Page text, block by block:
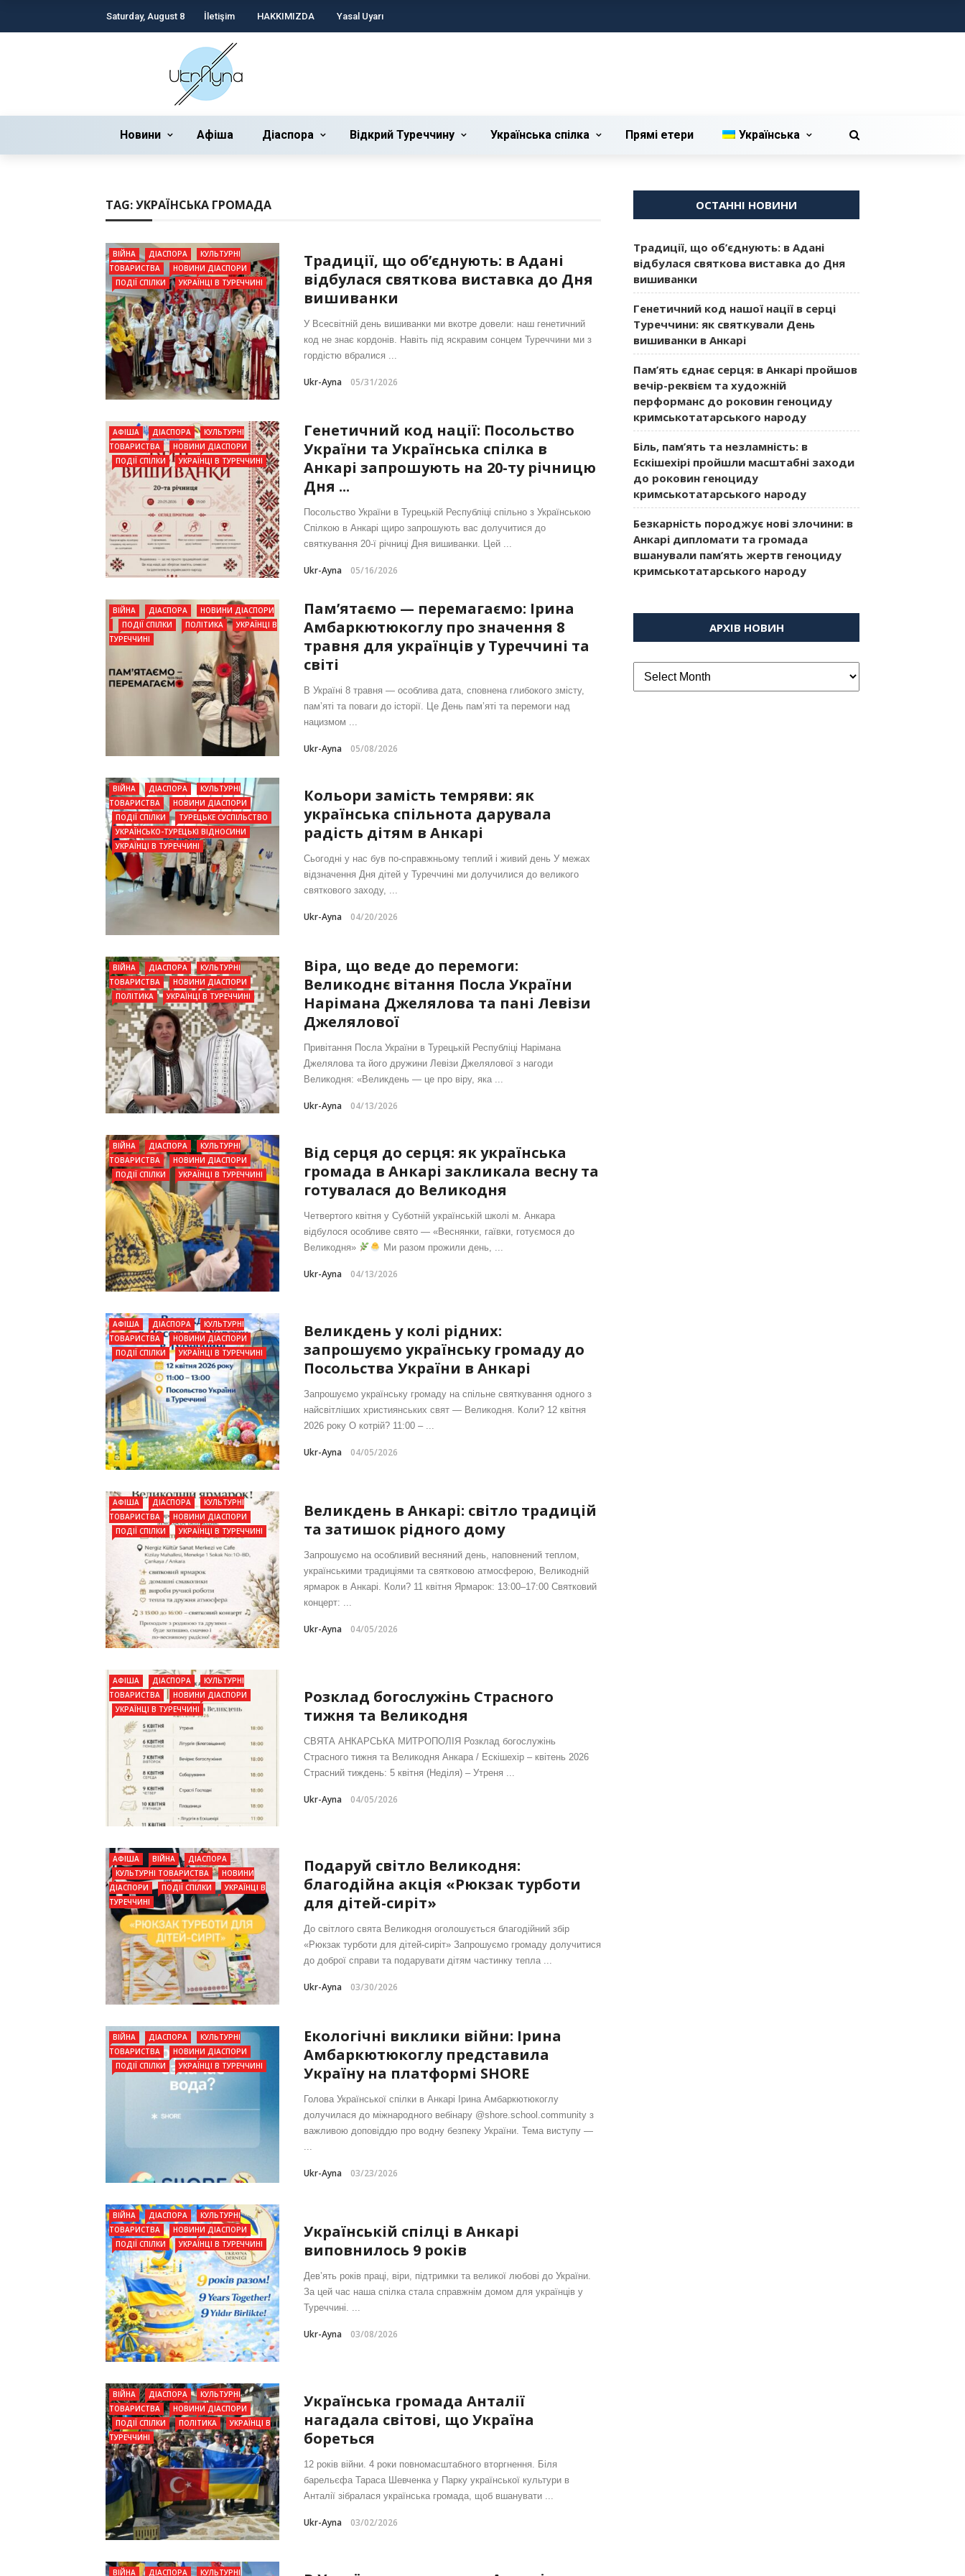
Saturday, August 8 İletişim HAKKIMIZDA Yasal Uyarı
Новини Афіша Діаспора Відкрий Туреччину Українська cпілка Прямі етери Українська
TAG:УКРАЇНСЬКА ГРОМАДА
ВІЙНА ДІАСПОРА
КУЛЬТУРНІ
ТОВАРИСТВА
НОВИНИ ДІАСПОРИ
ПОДІЇ СПІЛКИ
УКРАЇНЦІ В ТУРЕЧЧИНІ
Традиції, що об’єднують: в Адані
відбулася святкова виставка до Дня
вишиванки
У Всесвітній день вишиванки ми вкотре довели: наш генетичний
код не знає кордонів. Навіть під яскравим сонцем Туреччини ми з
гордістю вбралися ...
Ukr-Ayna 05/31/2026
АФІША ДІАСПОРА
КУЛЬТУРНІ
ТОВАРИСТВА
НОВИНИ ДІАСПОРИ
ПОДІЇ СПІЛКИ
УКРАЇНЦІ В ТУРЕЧЧИНІ
Генетичний код нації: Посольство
України та Українська спілка в
Анкарі запрошують на 20-ту річницю
Дня ...
Посольство України в Турецькій Республіці спільно з Українською
Спілкою в Анкарі щиро запрошують вас долучитися до
святкування 20-ї річниці Дня вишиванки. Цей ...
Ukr-Ayna 05/16/2026
ВІЙНА ДІАСПОРА
НОВИНИ ДІАСПОРИ
ПОДІЇ СПІЛКИ
ПОЛІТИКА
УКРАЇНЦІ В
ТУРЕЧЧИНІ
Пам’ятаємо — перемагаємо: Ірина
Амбаркютюкоглу про значення 8
травня для українців у Туреччині та
світі
В Україні 8 травня — особлива дата, сповнена глибокого змісту,
пам’яті та поваги до історії. Це День пам’яті та перемоги над
нацизмом ...
Ukr-Ayna 05/08/2026
ВІЙНА ДІАСПОРА
КУЛЬТУРНІ
ТОВАРИСТВА
НОВИНИ ДІАСПОРИ
ПОДІЇ СПІЛКИ
ТУРЕЦЬКЕ СУСПІЛЬСТВО
УКРАЇНСЬКО-ТУРЕЦЬКІ ВІДНОСИНИ
УКРАЇНЦІ В ТУРЕЧЧИНІ
Кольори замість темряви: як
українська спільнота дарувала
радість дітям в Анкарі
Сьогодні у нас був по-справжньому теплий і живий день У межах
відзначення Дня дітей у Туреччині ми долучилися до великого
святкового заходу, ...
Ukr-Ayna 04/20/2026
ВІЙНА ДІАСПОРА
КУЛЬТУРНІ
ТОВАРИСТВА
НОВИНИ ДІАСПОРИ
ПОЛІТИКА
УКРАЇНЦІ В ТУРЕЧЧИНІ
Віра, що веде до перемоги:
Великоднє вітання Посла України
Нарімана Джелялова та пані Левізи
Джелялової
Привітання Посла України в Турецькій Республіці Нарімана
Джелялова та його дружини Левізи Джелялової з нагоди
Великодня: «Великдень — це про віру, яка ...
Ukr-Ayna 04/13/2026
ВІЙНА ДІАСПОРА
КУЛЬТУРНІ
ТОВАРИСТВА
НОВИНИ ДІАСПОРИ
ПОДІЇ СПІЛКИ
УКРАЇНЦІ В ТУРЕЧЧИНІ
Від серця до серця: як українська
громада в Анкарі закликала весну та
готувалася до Великодня
Четвертого квітня у Суботній українській школі м. Анкара
відбулося особливе свято — «Веснянки, гаївки, готуємося до
Великодня»
Ми разом прожили день, ...
Ukr-Ayna 04/13/2026
АФІША ДІАСПОРА
КУЛЬТУРНІ
ТОВАРИСТВА
НОВИНИ ДІАСПОРИ
ПОДІЇ СПІЛКИ
УКРАЇНЦІ В ТУРЕЧЧИНІ
Великдень у колі рідних:
запрошуємо українську громаду до
Посольства України в Анкарі
Запрошуємо українську громаду на спільне святкування одного з
найсвітліших християнських свят — Великодня. Коли? 12 квітня
2026 року О котрій? 11:00 – ...
Ukr-Ayna 04/05/2026
АФІША ДІАСПОРА
КУЛЬТУРНІ
ТОВАРИСТВА
НОВИНИ ДІАСПОРИ
ПОДІЇ СПІЛКИ
УКРАЇНЦІ В ТУРЕЧЧИНІ
Великдень в Анкарі: світло традицій
та затишок рідного дому
Запрошуємо на особливий весняний день, наповнений теплом,
українськими традиціями та святковою атмосферою, Великодній
ярмарок в Анкарі. Коли? 11 квітня Ярмарок: 13:00–17:00 Святковий
концерт: ...
Ukr-Ayna 04/05/2026
АФІША ДІАСПОРА
КУЛЬТУРНІ
ТОВАРИСТВА
НОВИНИ ДІАСПОРИ
УКРАЇНЦІ В ТУРЕЧЧИНІ
Розклад богослужінь Страсного
тижня та Великодня
СВЯТА АНКАРСЬКА МИТРОПОЛІЯ Розклад богослужінь
Страсного тижня та Великодня Анкара / Ескішехір – квітень 2026
Страсний тиждень: 5 квітня (Неділя) – Утреня ...
Ukr-Ayna 04/05/2026
АФІША ВІЙНА
ДІАСПОРА
КУЛЬТУРНІ ТОВАРИСТВА
НОВИНИ
ДІАСПОРИ
ПОДІЇ СПІЛКИ
УКРАЇНЦІ В
ТУРЕЧЧИНІ
Подаруй світло Великодня:
благодійна акція «Рюкзак турботи
для дітей-сиріт»
До світлого свята Великодня оголошується благодійний збір
«Рюкзак турботи для дітей-сиріт» Запрошуємо громаду долучитися
до доброї справи та подарувати дітям частинку тепла ...
Ukr-Ayna 03/30/2026
ВІЙНА ДІАСПОРА
КУЛЬТУРНІ
ТОВАРИСТВА
НОВИНИ ДІАСПОРИ
ПОДІЇ СПІЛКИ
УКРАЇНЦІ В ТУРЕЧЧИНІ
Екологічні виклики війни: Ірина
Амбаркютюкоглу представила
Україну на платформі SHORE
Голова Української спілки в Анкарі Ірина Амбаркютюкоглу
долучилася до міжнародного вебінару @shore.school.community з
важливою доповіддю про водну безпеку України. Тема виступу —
...
Ukr-Ayna 03/23/2026
ВІЙНА ДІАСПОРА
КУЛЬТУРНІ
ТОВАРИСТВА
НОВИНИ ДІАСПОРИ
ПОДІЇ СПІЛКИ
УКРАЇНЦІ В ТУРЕЧЧИНІ
Українській спілці в Анкарі
виповнилось 9 років
Дев’ять років праці, віри, підтримки та великої любові до України.
За цей час наша спілка стала справжнім домом для українців у
Туреччині. ...
Ukr-Ayna 03/08/2026
ВІЙНА ДІАСПОРА
КУЛЬТУРНІ
ТОВАРИСТВА
НОВИНИ ДІАСПОРИ
ПОДІЇ СПІЛКИ
ПОЛІТИКА
УКРАЇНЦІ В
ТУРЕЧЧИНІ
Українська громада Анталії
нагадала світові, що Україна
бореться
12 років війни. 4 роки повномасштабного вторгнення. Біля
барельєфа Тараса Шевченка у Парку української культури в
Анталії зібралася українська громада, щоб вшанувати ...
Ukr-Ayna 03/02/2026
ВІЙНА ДІАСПОРА КУЛЬТУРНІ
ОСТАННІ НОВИНИ
Традиції, що об’єднують: в Адані
відбулася святкова виставка до Дня
вишиванки
Генетичний код нашої нації в серці
Туреччини: як святкували День
вишиванки в Анкарі
Пам’ять єднає серця: в Анкарі пройшов
вечір-реквієм та художній
перформанс до роковин геноциду
кримськотатарського народу
Біль, пам’ять та незламність: в
Ескішехірі пройшли масштабні заходи
до роковин геноциду
кримськотатарського народу
Безкарність породжує нові злочини: в
Анкарі дипломати та громада
вшанували пам’ять жертв геноциду
кримськотатарського народу
АРХІВ НОВИН